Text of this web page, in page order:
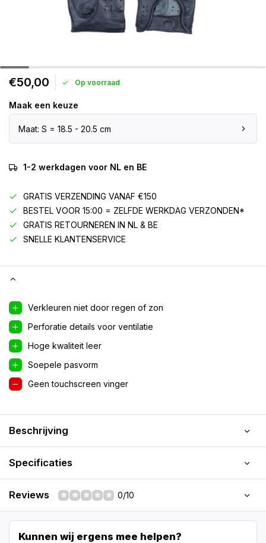
€50,00 Op voorraad
Maak een keuze
Maat: S = 18.5 - 20.5 cm
1-2 werkdagen voor NL en BE
GRATIS VERZENDING VANAF €150
BESTEL VOOR 15:00 = ZELFDE WERKDAG VERZONDEN*
GRATIS RETOURNEREN IN NL & BE
SNELLE KLANTENSERVICE
Verkleuren niet door regen of zon
Perforatie details voor ventilatie
Hoge kwaliteit leer
Soepele pasvorm
Geen touchscreen vinger
Beschrijving
Specificaties
Reviews 0/10
Kunnen wij ergens mee helpen?